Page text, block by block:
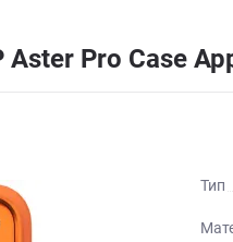
Pro Case
Тип